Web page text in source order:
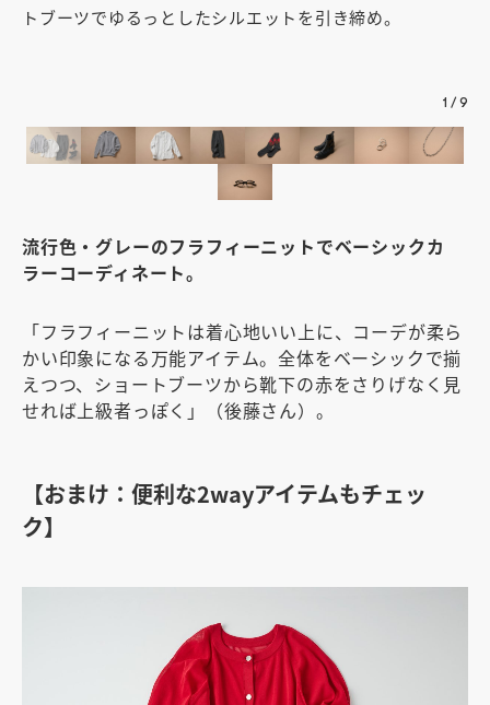
トブーツでゆるっとしたシルエットを引き締め。
1 / 9
流行色・グレーのフラフィーニットでベーシックカ
ラーコーディネート。
「フラフィーニットは着心地いい上に、コーデが柔ら
かい印象になる万能アイテム。全体をベーシックで揃
えつつ、ショートブーツから靴下の赤をさりげなく見
せれば上級者っぽく」（後藤さん）。
【おまけ：便利な2wayアイテムもチェッ
ク】